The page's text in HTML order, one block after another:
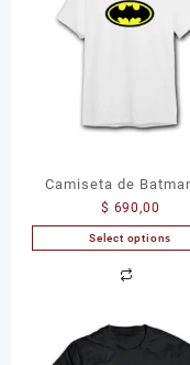
Camiseta de
$ 690,00
Select options